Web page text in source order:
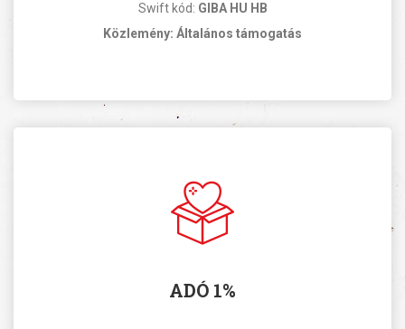
Swift kód: GIBA HU HB
Közlemény: Általános támogatás
ADÓ 1%